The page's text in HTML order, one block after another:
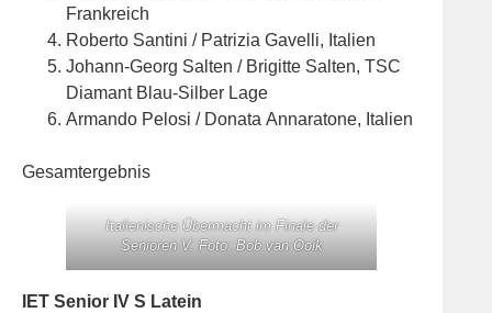
Frankreich
Roberto Santini / Patrizia Gavelli, Italien
Johann-Georg Salten / Brigitte Salten, TSC
Diamant Blau-Silber Lage
Armando Pelosi / Donata Annaratone, Italien
Gesamtergebnis
Italienische Übermacht im Finale der
Senioren V. Foto: Bob van Ooik
IET Senior IV S Latein